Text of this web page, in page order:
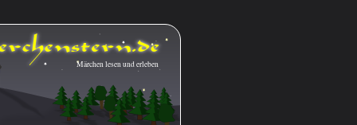
Märchen lesen und erleben